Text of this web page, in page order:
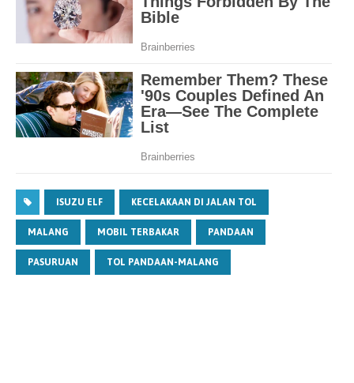
ISUZU ELF KECELAKAAN DI JALAN TOL
MALANG MOBIL TERBAKAR PANDAAN
PASURUAN TOL PANDAAN-MALANG